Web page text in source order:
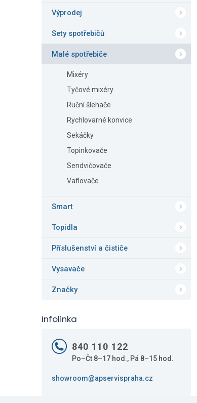
Výprodej
Sety spotřebičů
Malé spotřebiče
Mixéry
Tyčové mixéry
Ruční šlehače
Rychlovarné konvice
Sekáčky
Topinkovače
Sendvičovače
Vaflovače
Smart
Topidla
Příslušenství a čističe
Vysavače
Značky
Infolinka
840 110 122
Po–Čt 8–17 hod., Pá 8–15 hod.
showroom@apservispraha.cz